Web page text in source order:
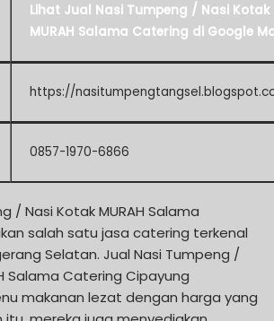
Lihat Jual Nasi Tumpeng / Nasi Kotak
MURAH Salama Catering di Google
https://
0857-1970-6866
/ Nasi Kotak MURAH Salama
salah satu jasa catering terkenal
Selatan. Jual Nasi Tumpeng /
Salama Catering Cipayung
makanan lezat dengan harga yang